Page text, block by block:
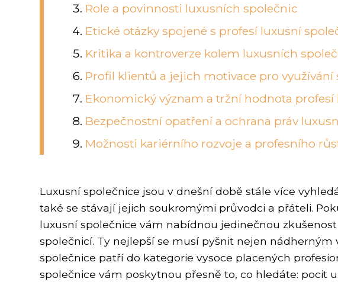
Role a povinnosti luxusních společnic
Etické otázky spojené s profesí luxusní
Kritika a kontroverze kolem luxusních
Profil klientů a jejich motivace pro
Ekonomický význam a tržní hodnota
Bezpečnostní opatření a ochrana práv
Možnosti kariérního rozvoje a profesního
Luxusní společnice jsou v dnešní době stále více
také se stávají jejich soukromými průvodci a přáteli.
luxusní společnice vám nabídnou jedinečnou
společnicí. Ty nejlepší se musí pyšnit nejen
společnice patří do kategorie vysoce placených
společnice vám poskytnou přesně to, co hledáte: pocit